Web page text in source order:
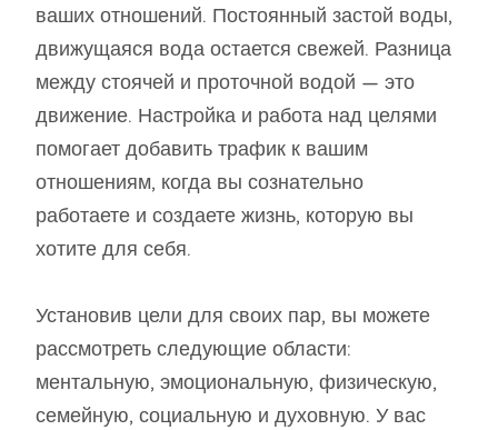
ваших отношений. Постоянный застой воды,
движущаяся вода остается свежей. Разница
между стоячей и проточной водой — это
движение. Настройка и работа над целями
помогает добавить трафик к вашим
отношениям, когда вы сознательно
работаете и создаете жизнь, которую вы
хотите для себя.
Установив цели для своих пар, вы можете
рассмотреть следующие области:
ментальную, эмоциональную, физическую,
семейную, социальную и духовную. У вас